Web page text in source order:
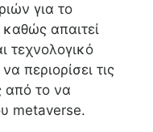
για το
απαιτεί
τεχνολογικό
περιορίσει τις
από το να
metaverse.